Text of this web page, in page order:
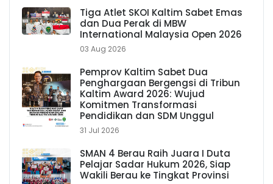
Tiga Atlet SKOI Kaltim Sabet Emas
dan Dua Perak di MBW
International Malaysia Open 2026
03 Aug 2026
Pemprov Kaltim Sabet Dua
Penghargaan Bergengsi di Tribun
Kaltim Award 2026: Wujud
Komitmen Transformasi
Pendidikan dan SDM Unggul
31 Jul 2026
SMAN 4 Berau Raih Juara I Duta
Pelajar Sadar Hukum 2026, Siap
Wakili Berau ke Tingkat Provinsi